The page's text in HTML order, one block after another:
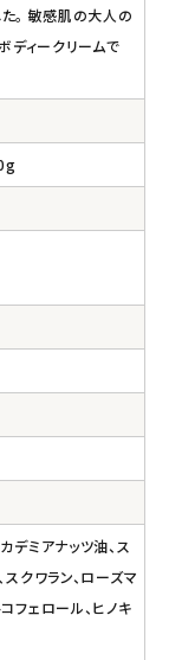
。 敏感肌の大人の
ディークリームで
デミアナッツ油、ス
クワラン、ローズマ
フェロール、ヒノキ